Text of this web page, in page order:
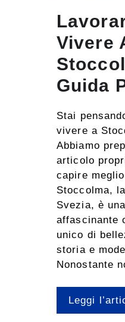
Vivere
Guida
Stai
vivere a
Abbiamo
articolo
capire
Stoccolma,
Svezia, è
affascinante
unico di
storia e
Nonostante
Leggi